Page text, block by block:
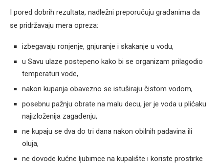
I pored dobrih rezultata, nadležni preporučuju građanima da
se pridržavaju mera opreza:
izbegavaju ronjenje, gnjuranje i skakanje u vodu,
u Savu ulaze postepeno kako bi se organizam prilagodio
temperaturi vode,
nakon kupanja obavezno se istuširaju čistom vodom,
posebnu pažnju obrate na malu decu, jer je voda u plićaku
najizloženija zagađenju,
ne kupaju se dva do tri dana nakon obilnih padavina ili
oluja,
ne dovode kućne ljubimce na kupalište i koriste prostirke